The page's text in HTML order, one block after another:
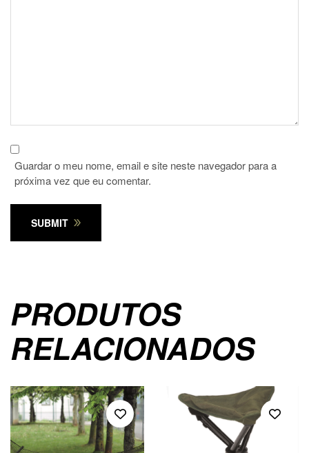
Guardar o meu nome, email e site neste navegador para a
próxima vez que eu comentar.
SUBMIT
PRODUTOS
RELACIONADOS